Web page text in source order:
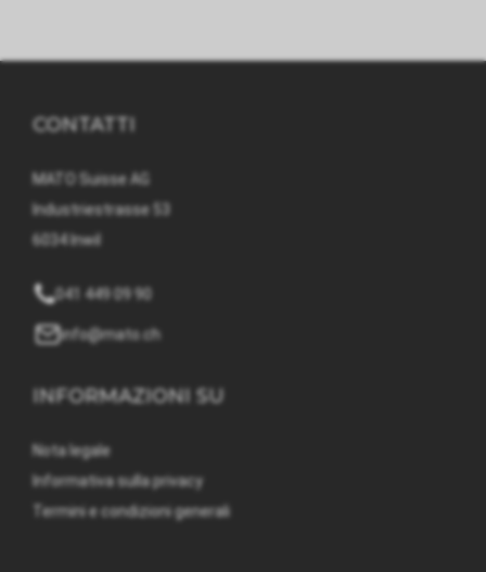
CONTATTI
MATO Suisse AG
Industriestrasse 53
6034 Inwil
041 449 09 90
info@mato.ch
INFORMAZIONI SU
Nota legale
Informativa sulla privacy
Termini e condizioni generali